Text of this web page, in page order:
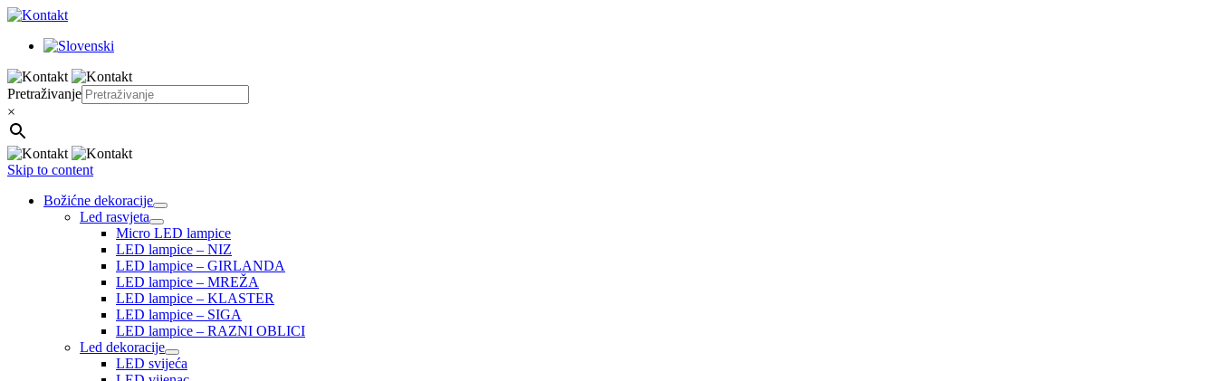
Pretraživanje
×
Skip to content
Božićne dekoracije
Led rasvjeta
Micro LED lampice
LED lampice – NIZ
LED lampice – GIRLANDA
LED lampice – MREŽA
LED lampice – KLASTER
LED lampice – SIGA
LED lampice – RAZNI OBLICI
Led dekoracije
LED svijeća